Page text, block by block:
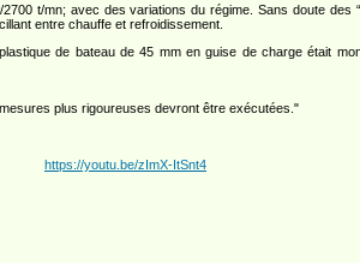
t/mn; avec des variations du régime. Sans doute des
entre chauffe et refroidissement.
de bateau de 45 mm en guise de charge était
plus rigoureuses devront être exécutées."
https://youtu.be/zImX-ItSnt4